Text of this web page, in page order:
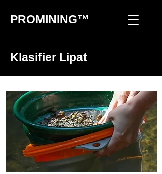
PROMINING™
Klasifier Lipat